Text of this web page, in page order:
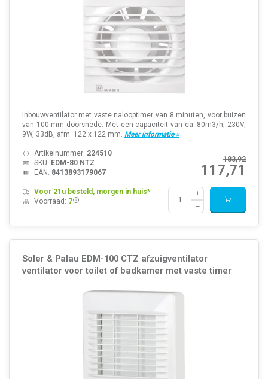
Inbouwventilator met vaste nalooptimer van 8 minuten, voor buizen
van 100 mm doorsnede. Met een capaciteit van ca. 80m3/h, 230V,
9W, 33dB, afm. 122 x 122 mm. Meer informatie »
183,92
117,71
Artikelnummer: 224510
SKU: EDM-80 NTZ
EAN: 8413893179067
Voor 21u besteld, morgen in huis*
Voorraad: 7
Soler & Palau EDM-100 CTZ afzuigventilator
ventilator voor toilet of badkamer met vaste timer